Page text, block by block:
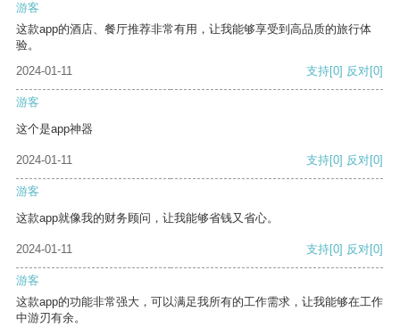
游客
这款app的酒店、餐厅推荐非常有用，让我能够享受到高品质的旅行体
验。
2024-01-11
支持[0] 反对[0]
游客
这个是app神器
2024-01-11 支持[0] 反对[0]
游客
这款app就像我的财务顾问，让我能够省钱又省心。
2024-01-11 支持[0] 反对[0]
游客
这款app的功能非常强大，可以满足我所有的工作需求，让我能够在工作
中游刃有余。